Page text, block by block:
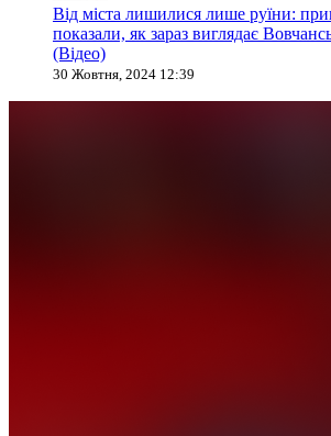
Від міста лишилися лише руїни:
показали, як зараз виглядає
(Відео)
30 Жовтня, 2024 12:39